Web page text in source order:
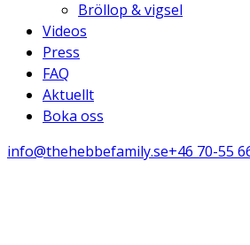
Bröllop & vigsel
Videos
Press
FAQ
Aktuellt
Boka oss
info@thehebbefamily.se+46 70-55